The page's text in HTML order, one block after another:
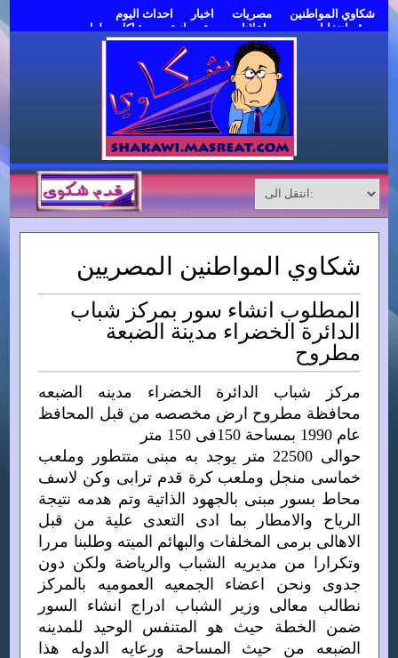
شكاوي المواطنين مصريات اخبار
احداث اليوم
موقع انتخابات مصر
اعلانات مبوبة مجانية
مشاكل وحلول
شكاوي المواطنين المصريين
المطلوب انشاء سور بمركز شباب
الدائرة الخضراء مدينة الضبعة
مطروح
مركز شباب الدائرة الخضراء مدينه الضبعه
محافظة مطروح ارض مخصصه من قبل المحافظ
عام 1990 بمساحة 150فى 150 متر
حوالى 22500 متر يوجد به مبنى متتطور وملعب
خماسى منجل وملعب كرة قدم ترابى وكن لاسف
محاط بسور مبنى بالجهود الذاتية وتم هدمه نتيجة
الرياح والامطار بما ادى التعدى علية من قبل
الاهالى برمى المخلفات والبهائم الميته وطلبنا مررا
وتكرارا من مديريه الشباب والرياضة ولكن دون
جدوى ونحن اعضاء الجمعيه العموميه بالمركز
نطالب معالى وزير الشباب ادراج انشاء السور
ضمن الخطة حيث هو المتنفس الوحيد للمدينه
الضبعه من حيث المساحة ورعايه الدوله هذا